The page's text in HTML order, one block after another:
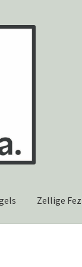
Zellige Fez